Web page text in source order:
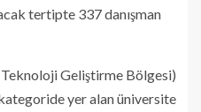
tertipte 337 danışman
Geliştirme Bölgesi)
yer alan üniversite